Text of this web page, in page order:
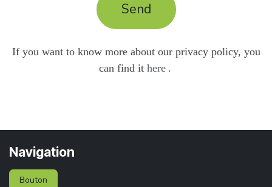
Send
If you want to know more about our privacy policy, you
can find it here .
Navigation
Bouton